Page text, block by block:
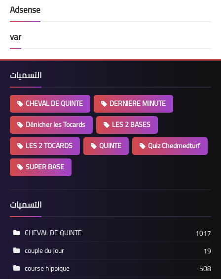
Adsense
var
التسميات
CHEVAL DE QUINTE
DERNIERE MINUTE
Dénicher les Tocards
LES 2 BASES
LES 2 TOCARDS
QUINTE
Quiz Chedmedturf
SUPER BASE
التسميات
CHEVAL DE QUINTE
1017
couple du Jour
19
course hippique
508